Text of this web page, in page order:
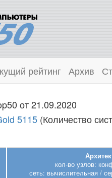
рейтинг Архив
от 21.09.2020
5115 (Количество
кол-во узлов:
сеть: вычислительная /